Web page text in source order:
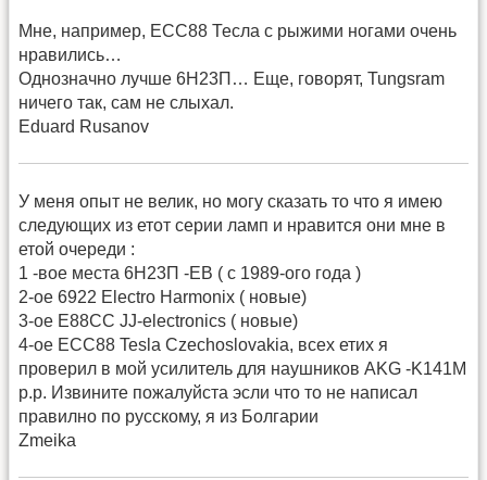
Мне, например, ЕСС88 Тесла с рыжими ногами очень
нравились…
Однозначно лучше 6Н23П… Еще, говорят, Tungsram
ничего так, сам не слыхал.
Eduard Rusanov
У меня опыт не велик, но могу сказать то что я имею
следующих из етот серии ламп и нравится они мне в
етой очереди :
1 -вое места 6Н23П -ЕВ ( с 1989-ого года )
2-ое 6922 Electro Harmonix ( новые)
3-оe E88CC JJ-electronics ( новые)
4-ое ЕСС88 Tesla Czechoslovakia, всех етих я
проверил в мой усилитель для наушников AKG -K141M
p.p. Извините пожалуйста эсли что то не написал
правилно по русскому, я из Болгарии
Zmeika